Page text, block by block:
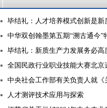
毕结礼：人才培养模式创新是新
中华双创翰墨第五期“溯古通今”
毕结礼：新质生产力发展务必高
全国民政行业职业技能大赛北京
中央社会工作部有关负责人就《
人才测评技术应用与探索
王勇强